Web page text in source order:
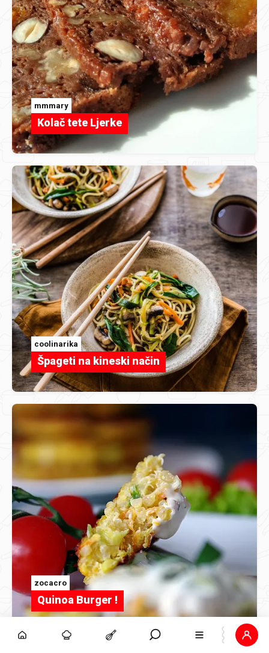
mmmary
Kolač tete Ljerke
coolinarika
Špageti na kineski način
zocacro
Quinoa Burger !